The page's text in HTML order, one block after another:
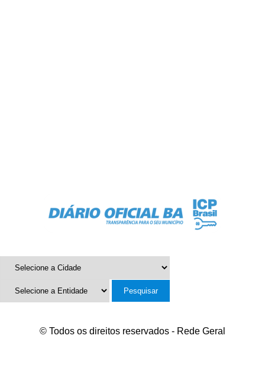
© Todos os direitos reservados - Rede Geral